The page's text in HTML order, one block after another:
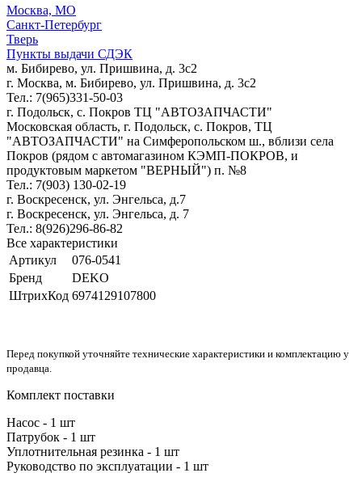
Москва, МО
Санкт-Петербург
Тверь
Пункты выдачи СДЭК
м. Бибирево, ул. Пришвина, д. 3с2
г. Москва, м. Бибирево, ул. Пришвина, д. 3с2
Тел.: 7(965)331-50-03
г. Подольск, c. Покров ТЦ "АВТОЗАПЧАСТИ"
Московская область, г. Подольск, c. Покров, ТЦ
"АВТОЗАПЧАСТИ" на Симферопольском ш., вблизи села
Покров (рядом с автомагазином КЭМП-ПОКРОВ, и
продуктовым маркетом "ВЕРНЫЙ") п. №8
Тел.: 7(903) 130-02-19
г. Воскресенск, ул. Энгельса, д.7
г. Воскресенск, ул. Энгельса, д. 7
Тел.: 8(926)296-86-82
Все характеристики
Артикул
076-0541
Бренд
DEKO
ШтрихКод 6974129107800
Перед покупкой уточняйте технические характеристики и комплектацию у
продавца.
Комплект поставки
Насос - 1 шт
Патрубок - 1 шт
Уплотнительная резинка - 1 шт
Руководство по эксплуатации - 1 шт